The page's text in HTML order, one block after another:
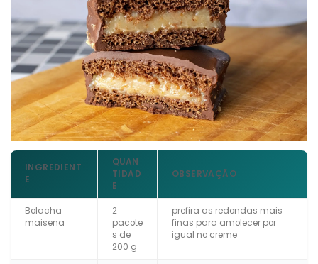
INGREDIENT
E
QUAN
TIDAD
E
OBSERVAÇÃO
Bolacha
maisena
2
pacote
s de
200 g
prefira as redondas mais
finas para amolecer por
igual no creme